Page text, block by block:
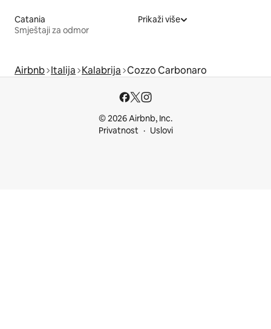
Catania
Smještaji za odmor
Prikaži više
Airbnb Italija Kalabrija Cozzo Carbonaro
© 2026 Airbnb, Inc.
Privatnost
Uslovi